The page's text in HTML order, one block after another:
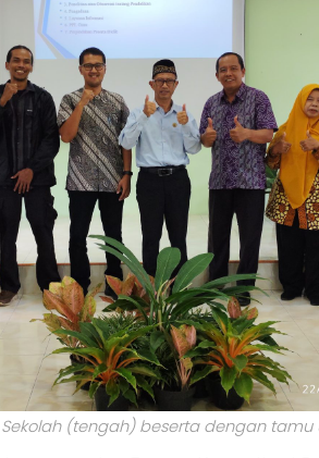
(tengah) beserta dengan